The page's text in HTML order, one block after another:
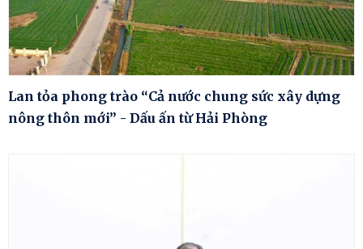
Lan tỏa phong trào “Cả nước chung sức xây dựng
nông thôn mới” - Dấu ấn từ Hải Phòng